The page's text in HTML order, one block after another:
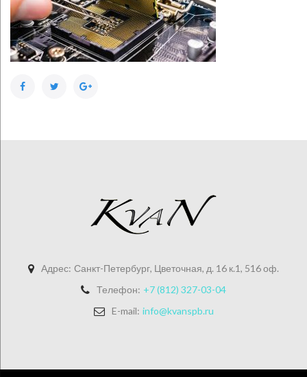
Facebook Twitter
Адрес: Санкт-Петербург, Цветочная, д. 16 к.1, 516 оф.
Телефон: +7 (812) 327-03-04
E-mail: info@kvanspb.ru